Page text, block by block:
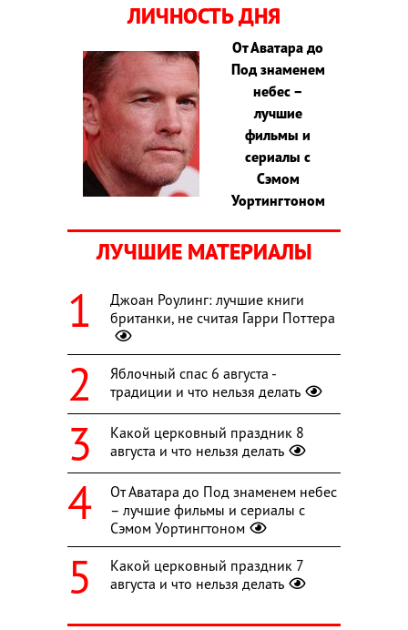
ЛИЧНОСТЬ ДНЯ
От Аватара до
Под знаменем
небес –
лучшие
фильмы и
сериалы с
Сэмом
Уортингтоном
ЛУЧШИЕ МАТЕРИАЛЫ
Джоан Роулинг: лучшие книги
британки, не считая Гарри Поттера
Яблочный спас 6 августа -
традиции и что нельзя делать
Какой церковный праздник 8
августа и что нельзя делать
От Аватара до Под знаменем небес
– лучшие фильмы и сериалы с
Сэмом Уортингтоном
Какой церковный праздник 7
августа и что нельзя делать